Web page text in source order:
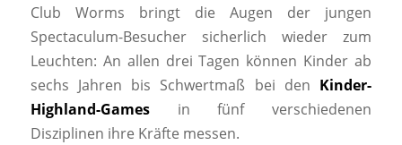
Club Worms bringt die Augen der jungen
Spectaculum-Besucher sicherlich wieder zum
Leuchten: An allen drei Tagen können Kinder ab
sechs Jahren bis Schwertmaß bei den Kinder-
Highland-Gamesin fünf verschiedenen
Disziplinen ihre Kräfte messen.